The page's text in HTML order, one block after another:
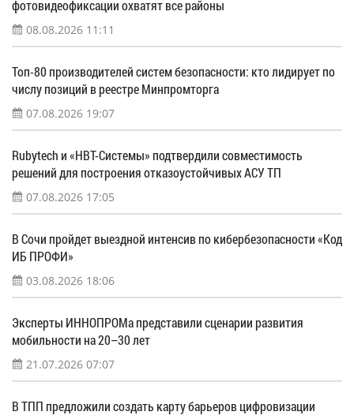
фотовидеофиксации охватят все районы
08.08.2026 11:11
Топ-80 производителей систем безопасности: кто лидирует по
числу позиций в реестре Минпромторга
07.08.2026 19:07
Rubytech и «НВТ-Системы» подтвердили совместимость
решений для построения отказоустойчивых АСУ ТП
07.08.2026 17:05
В Сочи пройдет выездной интенсив по кибербезопасности «Код
ИБ ПРОФИ»
03.08.2026 18:06
Эксперты ИННОПРОМа представили сценарии развития
мобильности на 20–30 лет
21.07.2026 07:07
В ТПП предложили создать карту барьеров цифровизации